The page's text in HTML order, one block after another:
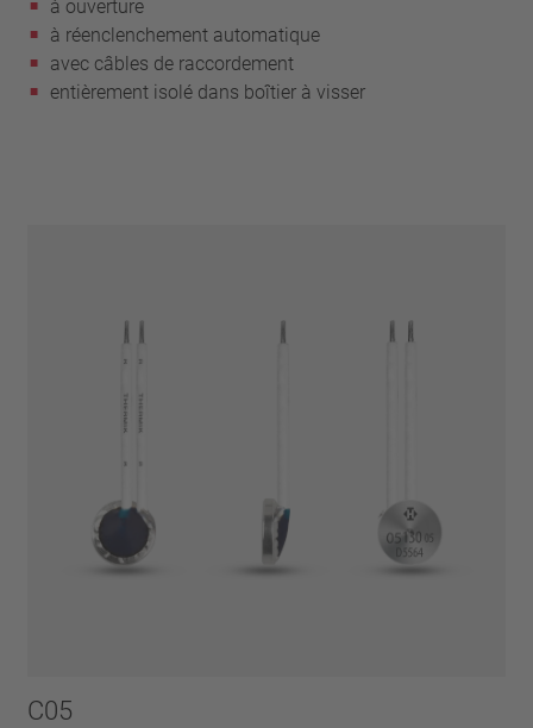
à ouverture
à réenclenchement automatique
avec câbles de raccordement
entièrement isolé dans boîtier à visser
C05